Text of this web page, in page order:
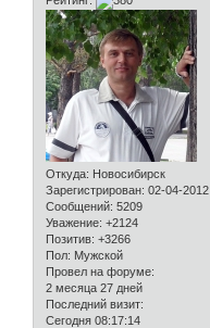
Откуда: Новосибирск
Зарегистрирован: 02-04-2012
Сообщений: 5209
Уважение: +2124
Позитив: +3266
Пол: Мужской
Провел на форуме:
2 месяца 27 дней
Последний визит:
Сегодня 08:17:14